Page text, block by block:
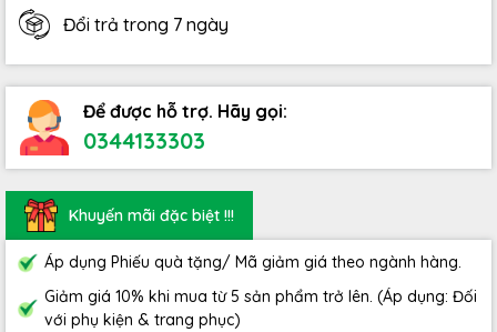
Đổi trả trong 7 ngày
Để được hỗ trợ. Hãy gọi:
0344133303
Khuyến mãi đặc biệt !!!
Áp dụng Phiếu quà tặng/ Mã giảm giá theo ngành hàng.
Giảm giá 10% khi mua từ 5 sản phẩm trở lên. (Áp dụng: Đối
với phụ kiện & trang phục)